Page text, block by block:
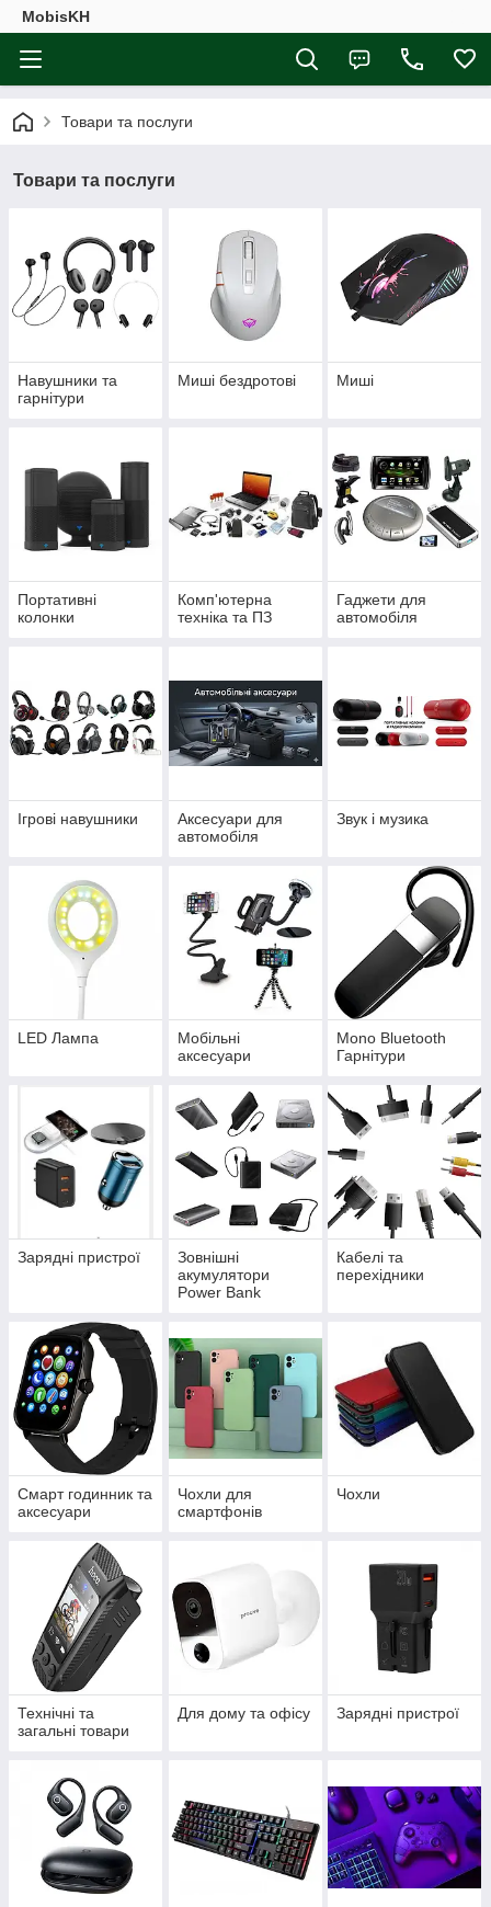
MobisKH
Товари та послуги
Товари та послуги
Навушники та
гарнітури
Миші бездротові Миші
Портативні
колонки
Комп'ютерна
техніка та ПЗ
Гаджети для
автомобіля
Ігрові навушники
Аксесуари для
автомобіля
Звук і музика
LED Лампа
Мобільні
аксесуари
Mono Bluetooth
Гарнітури
Зарядні пристрої
Зовнішні
акумулятори
Power Bank
Кабелі та
перехідники
Смарт годинник та
аксесуари
Чохли для
смартфонів
Чохли
Технічні та
загальні товари
Для дому та офісу Зарядні пристрої